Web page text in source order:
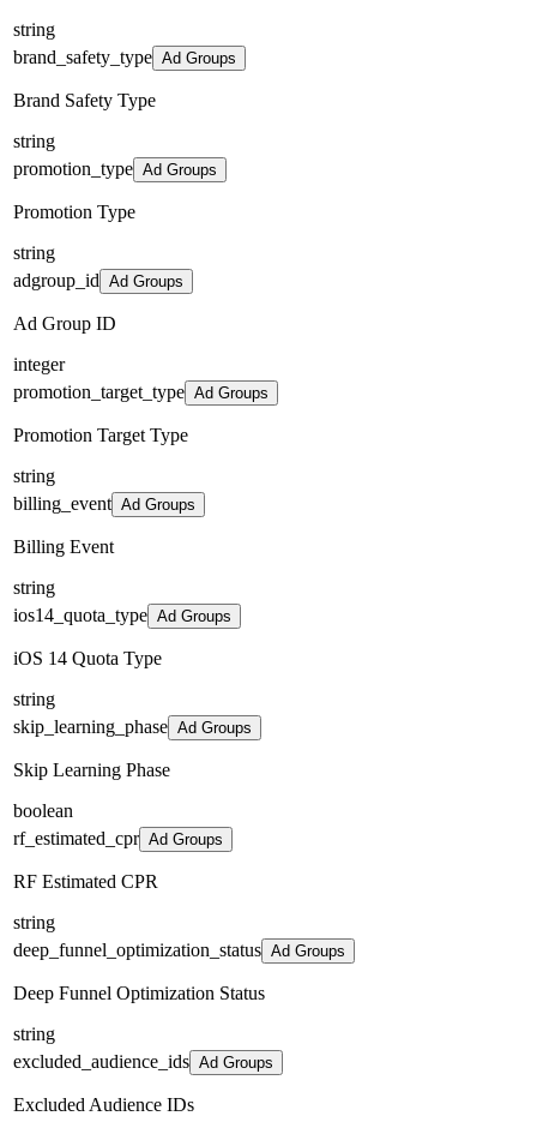
string
brand_safety_type Ad Groups
Brand Safety Type
string
promotion_type Ad Groups
Promotion Type
string
adgroup_id Ad Groups
Ad Group ID
integer
promotion_target_type Ad Groups
Promotion Target Type
string
billing_event Ad Groups
Billing Event
string
ios14_quota_type Ad Groups
iOS 14 Quota Type
string
skip_learning_phase Ad Groups
Skip Learning Phase
boolean
rf_estimated_cpr Ad Groups
RF Estimated CPR
string
deep_funnel_optimization_status Ad Groups
Deep Funnel Optimization Status
string
excluded_audience_ids Ad Groups
Excluded Audience IDs